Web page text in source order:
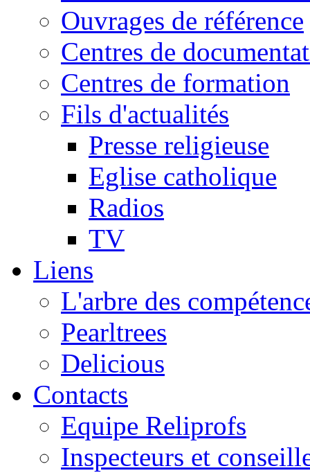
Ouvrages de référence
Centres de
Centres de formation
Fils d'actualités
Presse religieuse
Eglise catholique
Radios
TV
Liens
L'arbre des
Pearltrees
Delicious
Contacts
Equipe Reliprofs
Inspecteurs et